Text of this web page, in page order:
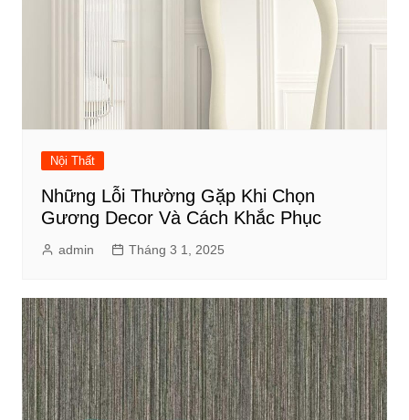
Nội Thất
Những Lỗi Thường Gặp Khi Chọn
Gương Decor Và Cách Khắc Phục
admin Tháng 3 1, 2025